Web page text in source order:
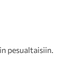
pesualtaisiin.